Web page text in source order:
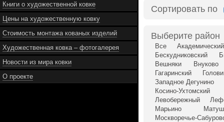
Книги о художественной ковке
Цены на художественную ковку
Стоимость монтажа кованых изделий
Художественная ковка – фотогалерея
Новости из мира ковки
О проекте
Сортировать по
Выберите район
Все
Академический
Бескудниковский
Вешняки
Внуково
Гагаринский
Западное Дегунино
Косино-Ухтомский
Левобережный
Марьино
Москворечье-